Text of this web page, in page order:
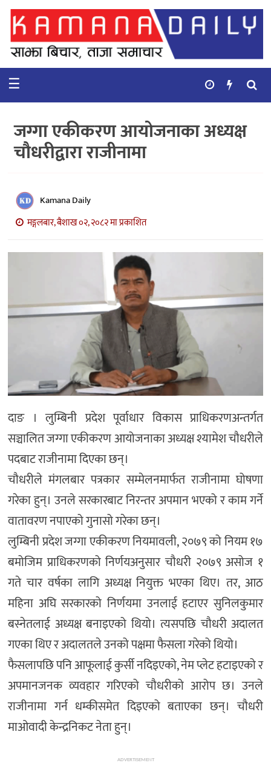
गृहपृष्ठ
समाचार
कुराकानी
बाणिज्य
भिडियो
सिफारिस
☰
जग्गा एकीकरण आयोजनाका अध्यक्ष
चौधरीद्वारा राजीनामा
Kamana Daily
मङ्गलबार, बैशाख ०२, २०८२ मा प्रकाशित
दाङ । लुम्बिनी प्रदेश पूर्वाधार विकास प्राधिकरणअन्तर्गत
सञ्चालित जग्गा एकीकरण आयोजनाका अध्यक्ष श्यामेश चौधरीले
पदबाट राजीनामा दिएका छन्।
चौधरीले मंगलबार पत्रकार सम्मेलनमार्फत राजीनामा घोषणा
गरेका हुन्। उनले सरकारबाट निरन्तर अपमान भएको र काम गर्ने
वातावरण नपाएको गुनासो गरेका छन्।
लुम्बिनी प्रदेश जग्गा एकीकरण नियमावली, २०७९ को नियम १७
बमोजिम प्राधिकरणको निर्णयअनुसार चौधरी २०७९ असोज १
गते चार वर्षका लागि अध्यक्ष नियुक्त भएका थिए। तर, आठ
महिना अघि सरकारको निर्णयमा उनलाई हटाएर सुनिलकुमार
बस्नेतलाई अध्यक्ष बनाइएको थियो। त्यसपछि चौधरी अदालत
गएका थिए र अदालतले उनको पक्षमा फैसला गरेको थियो।
फैसलापछि पनि आफूलाई कुर्सी नदिइएको, नेम प्लेट हटाइएको र
अपमानजनक व्यवहार गरिएको चौधरीको आरोप छ। उनले
राजीनामा गर्न धम्कीसमेत दिइएको बताएका छन्। चौधरी
माओवादी केन्द्रनिकट नेता हुन्।
ADVERTISEMENT